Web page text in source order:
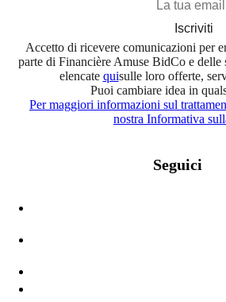
Iscriviti
Accetto di ricevere comunicazioni per
parte di Financière Amuse BidCo e delle
elencate quisulle loro offerte,
Puoi cambiare idea in
Per maggiori informazioni sul
nostra Informativa
Seguici